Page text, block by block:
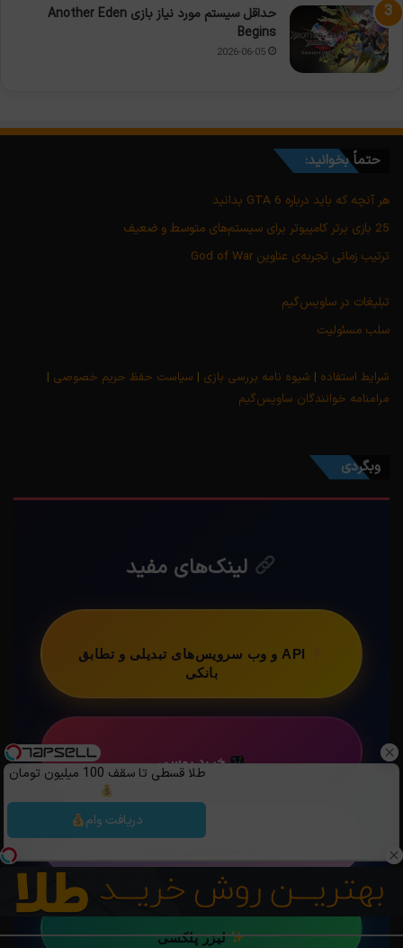
حداقل سیستم مورد نیاز بازی Another Eden
Begins
2026-06-05
حتماً بخوانید:
هر آنچه که باید درباره GTA 6 بدانید
25 بازی برتر کامپیوتر برای سیستم‌های متوسط و ضعیف
ترتیب زمانی تجربه‌ی عناوین God of War
تبلیغات در ساویس‌گیم
سلب مسئولیت
شرایط استفاده | شیوه نامه بررسی بازی | سیاست حفظ حریم خصوصی |
مرامنامه خوانندگان ساویس‌گیم
وبگردی
لینک‌های مفید
API و وب سرویس‌های تبدیلی و تطابق
بانکی
خرید یوسی
لیزر پلکسی
طلا قسطی تا سقف 100 میلیون تومان
دریافت وام